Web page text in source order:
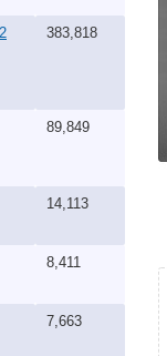
383,818
89,849
14,113
8,411
7,663